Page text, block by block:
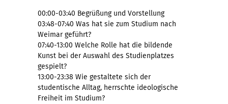
00:00-03:40 Begrüßung und Vorstellung
03:48-07:40 Was hat sie zum Studium nach
Weimar geführt?
07:40-13:00 Welche Rolle hat die bildende
Kunst bei der Auswahl des Studienplatzes
gespielt?
13:00-23:38 Wie gestaltete sich der
studentische Alltag, herrschte ideologische
Freiheit im Studium?